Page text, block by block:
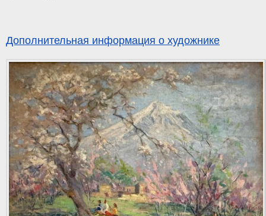
Дополнительная информация о художнике